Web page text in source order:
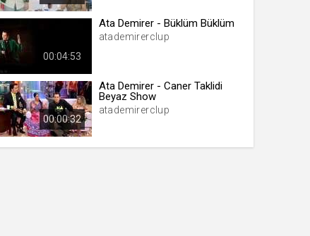
00:04:53
Ata Demirer - Büklüm Büklüm
atademirerclup
00:00:32
Ata Demirer - Caner Taklidi
Beyaz Show
atademirerclup